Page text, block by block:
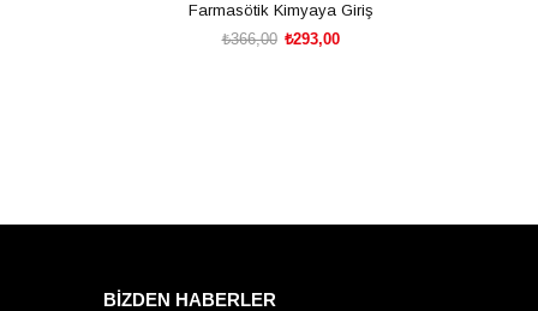
Farmasötik Kimyaya Giriş
₺293,00
₺366,00
BİZDEN HABERLER